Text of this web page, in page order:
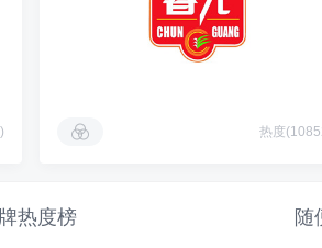
热度
热度榜 随